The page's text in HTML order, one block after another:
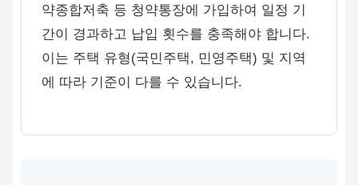
약종합저축 등 청약통장에 가입하여 일정 기
간이 경과하고 납입 횟수를 충족해야 합니다.
이는 주택 유형(국민주택, 민영주택) 및 지역
에 따라 기준이 다를 수 있습니다.